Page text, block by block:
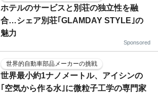
ホテルのサービスと別荘の独立性を融
合…シェア別荘｢GLAMDAY STYLE｣の
魅力
Sponsored
世界的自動車部品メーカーの挑戦
世界最小約1ナノメートル、アイシンの
｢空気から作る水｣に微粒子工学の専門家